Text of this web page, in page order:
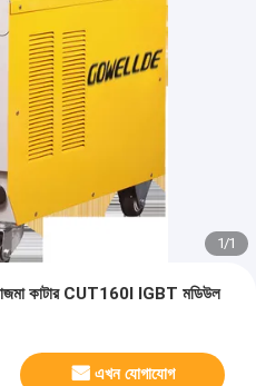
1/1
কাটার CUT160I IGBT মডিউল
এখন যোগাযোগ